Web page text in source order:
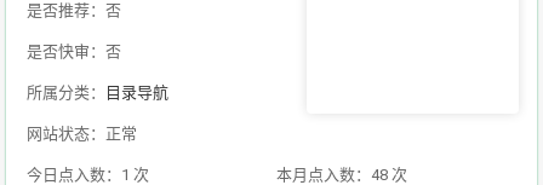
是否推荐：否
是否快审：否
所属分类： 目录导航
网站状态：正常
今日点入数：1 次 本月点入数：48 次